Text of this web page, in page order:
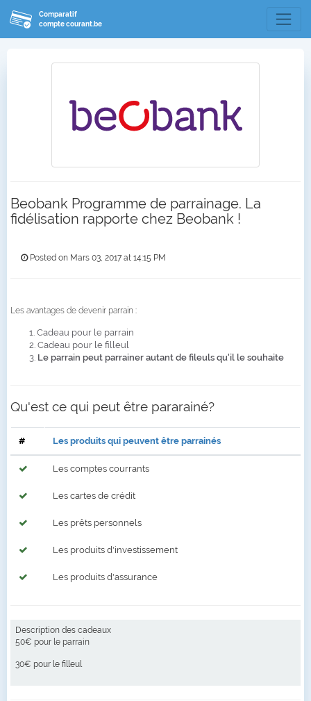
Comparatif
compte courant.be
Beobank Programme de parrainage. La
fidélisation rapporte chez Beobank !
Posted on Mars 03, 2017 at 14:15 PM
Les avantages de devenir parrain :
1. Cadeau pour le parrain
2. Cadeau pour le filleul
3. Le parrain peut parrainer autant de fileuls qu'il le souhaite
Qu'est ce qui peut être pararainé?
# Les produits qui peuvent être parrainés
Les comptes courrants
Les cartes de crédit
Les prêts personnels
Les produits d'investissement
Les produits d'assurance
Description des cadeaux
50€ pour le parrain
30€ pour le filleul